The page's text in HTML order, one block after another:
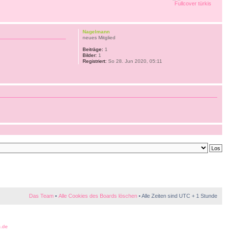
Fullcover türkis
Nagelmann
neues Mitglied
Beiträge: 1
Bilder: 1
Registriert: So 28. Jun 2020, 05:11
Das Team • Alle Cookies des Boards löschen • Alle Zeiten sind UTC + 1 Stunde